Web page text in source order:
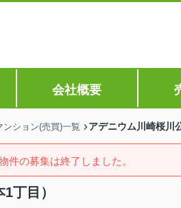
会社概要
ンション(売買)一覧 アデニウム川崎桜川
件の募集は終了しました。
丁目）